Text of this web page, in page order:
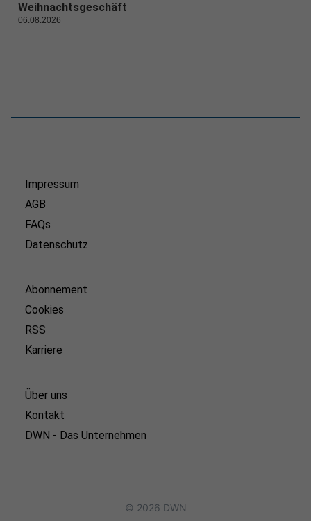
Weihnachtsgeschäft
06.08.2026
Impressum
AGB
FAQs
Datenschutz
Abonnement
Cookies
RSS
Karriere
Über uns
Kontakt
DWN - Das Unternehmen
© 2026 DWN